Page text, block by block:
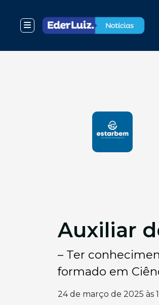
Auxiliar
– Ter
formado em
24 de março de 2025 às